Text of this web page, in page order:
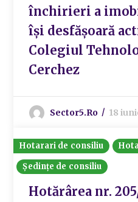
închirieri a
își desfășoară
Colegiul
Cerchez
Sector5.ro 18
Hotarari de consiliu
Ședințe de consiliu
Hotărârea nr.